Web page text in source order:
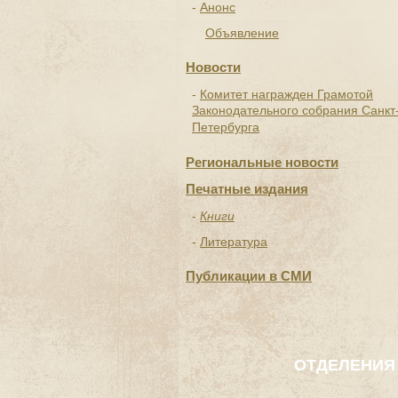
Анонс
Объявление
Новости
Комитет награжден Грамотой
Законодательного собрания
Петербурга
Региональные новости
Печатные издания
Книги
Литература
Публикации в СМИ
ОТДЕЛЕНИЯ